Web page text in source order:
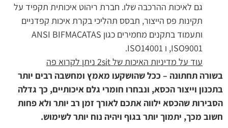
גם לאיכות ההרכבה שלו. חברת ריהוט איכותית תקפיד על
תקינות פס הייצור, תבסס תהליכי בקרת איכות קפדניים
ותעמוד בתקנים מחמירים כגון ANSI BIFMACATAS
,ISO9001 ו ISO14001.
עוד על מדיניות האיכות של 2sit ניתן לקרוא פה
בשורה תחתונה – ככל שהושקעו מאמץ ומחשבה רבים יותר
בתכנון וייצור הכסא, ונבחרו חומרי גלם איכותיים, כך גדלה
הסבירות שהכסא ילווה אתכם לאורך זמן רב יותר ולא פחות
חשוב מכך, יתמוך יותר בגוף ויהיה נוח יותר לשימוש.